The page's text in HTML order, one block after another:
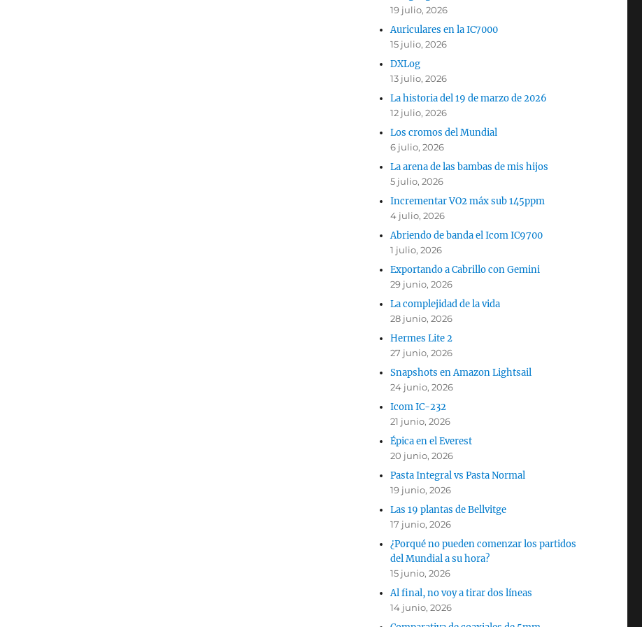
19 julio, 2026
Auriculares en la IC7000
15 julio, 2026
DXLog
13 julio, 2026
La historia del 19 de marzo de 2026
12 julio, 2026
Los cromos del Mundial
6 julio, 2026
La arena de las bambas de mis hijos
5 julio, 2026
Incrementar VO2 máx sub 145ppm
4 julio, 2026
Abriendo de banda el Icom IC9700
1 julio, 2026
Exportando a Cabrillo con Gemini
29 junio, 2026
La complejidad de la vida
28 junio, 2026
Hermes Lite 2
27 junio, 2026
Snapshots en Amazon Lightsail
24 junio, 2026
Icom IC-232
21 junio, 2026
Épica en el Everest
20 junio, 2026
Pasta Integral vs Pasta Normal
19 junio, 2026
Las 19 plantas de Bellvitge
17 junio, 2026
¿Porqué no pueden comenzar los partidos
del Mundial a su hora?
15 junio, 2026
Al final, no voy a tirar dos líneas
14 junio, 2026